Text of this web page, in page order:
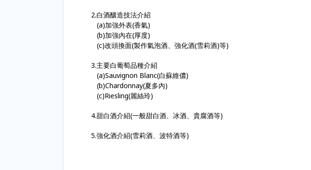
2.白酒釀造技法介紹
(a)加強外表(香氣)
(b)加強內在(厚度)
(c)改頭換面(製作氣泡酒、強化酒(雪莉酒)等)
3.主要白葡萄品種介紹
(a)Sauvignon Blanc(白蘇維儂)
(b)Chardonnay(夏多內)
(c)Riesling(麗絲玲)
4.甜白酒介紹(一般甜白酒、冰酒、貴腐酒等)
5.強化酒介紹(雪莉酒、波特酒等)